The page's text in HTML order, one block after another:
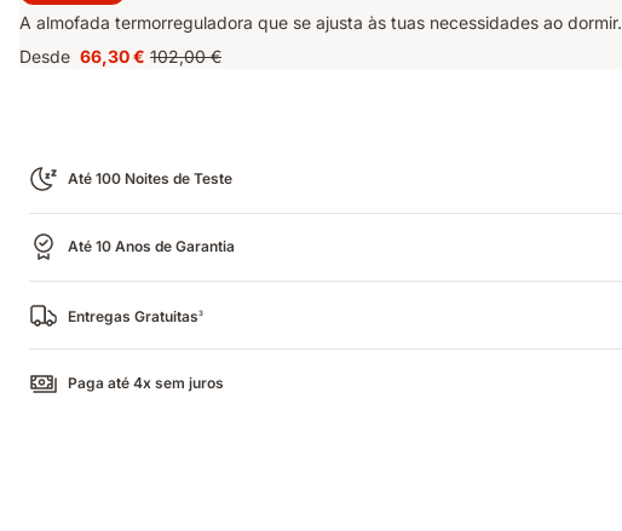
A almofada termorreguladora que se ajusta às tuas necessidades ao dormir.
Desde Preço
66,30 € Preço
102,00 €
Até 100 Noites de Teste
Até 10 Anos de Garantia
Entregas Gratuitas3
Paga até 4x sem juros